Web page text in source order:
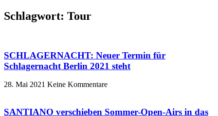
Schlagwort: Tour
SCHLAGERNACHT: Neuer Termin für
Schlagernacht Berlin 2021 steht
28. Mai 2021 Keine Kommentare
SANTIANO verschieben Sommer-Open-Airs in das